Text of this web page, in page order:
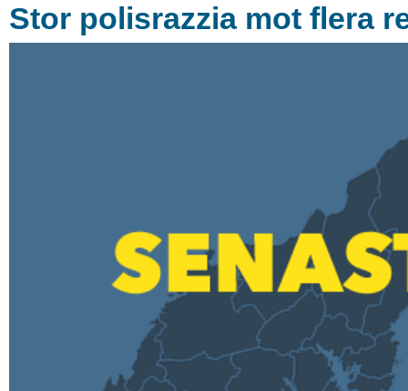
Stor polisrazzia mot flera